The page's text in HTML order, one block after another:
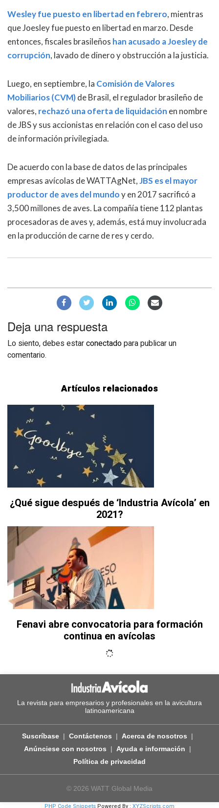
Wesley fue puesto en libertad en febrero, mientras
que Joesley fue puesto en libertad en marzo. Desde
entonces, fiscales brasileños han acusado a Joesley de
corrupción, lavado de dinero y obstrucción a la justicia.
Luego, en septiembre, la Comisión de Valores
Mobiliarios (CVM)de Brasil, el regulador brasileño de
valores, rechazó una oferta de liquidación en nombre
de JBS y sus accionistas en relación con el caso del uso
de información privilegiada.
De acuerdo con la base de datos de las principales
empresas avícolas de WATTAgNet,JBS es el mayor
productor de aves del mundoy en 2017 sacrificó a
3,500 millones de aves. La compañía tiene 112 plantas
procesadoras de aves y, además, está muy involucrada
en la producción de carne de res y cerdo.
Deja una respuesta
Lo siento, debes estarconectadopara publicar un
comentario.
Artículos relacionados
¿Qué sigue después de ‘Industria Avícola’ en
2021?
Fenavi abre convocatoria para formación
continua en avícolas
La revista para empresarios y profesionales en la avicultura
latinoamericana
Suscríbase Contáctenos
Acerca de nosotros
Anúnciese con nosotros
Ayuda e información
Política de privacidad
© 2026 WATT Global Media